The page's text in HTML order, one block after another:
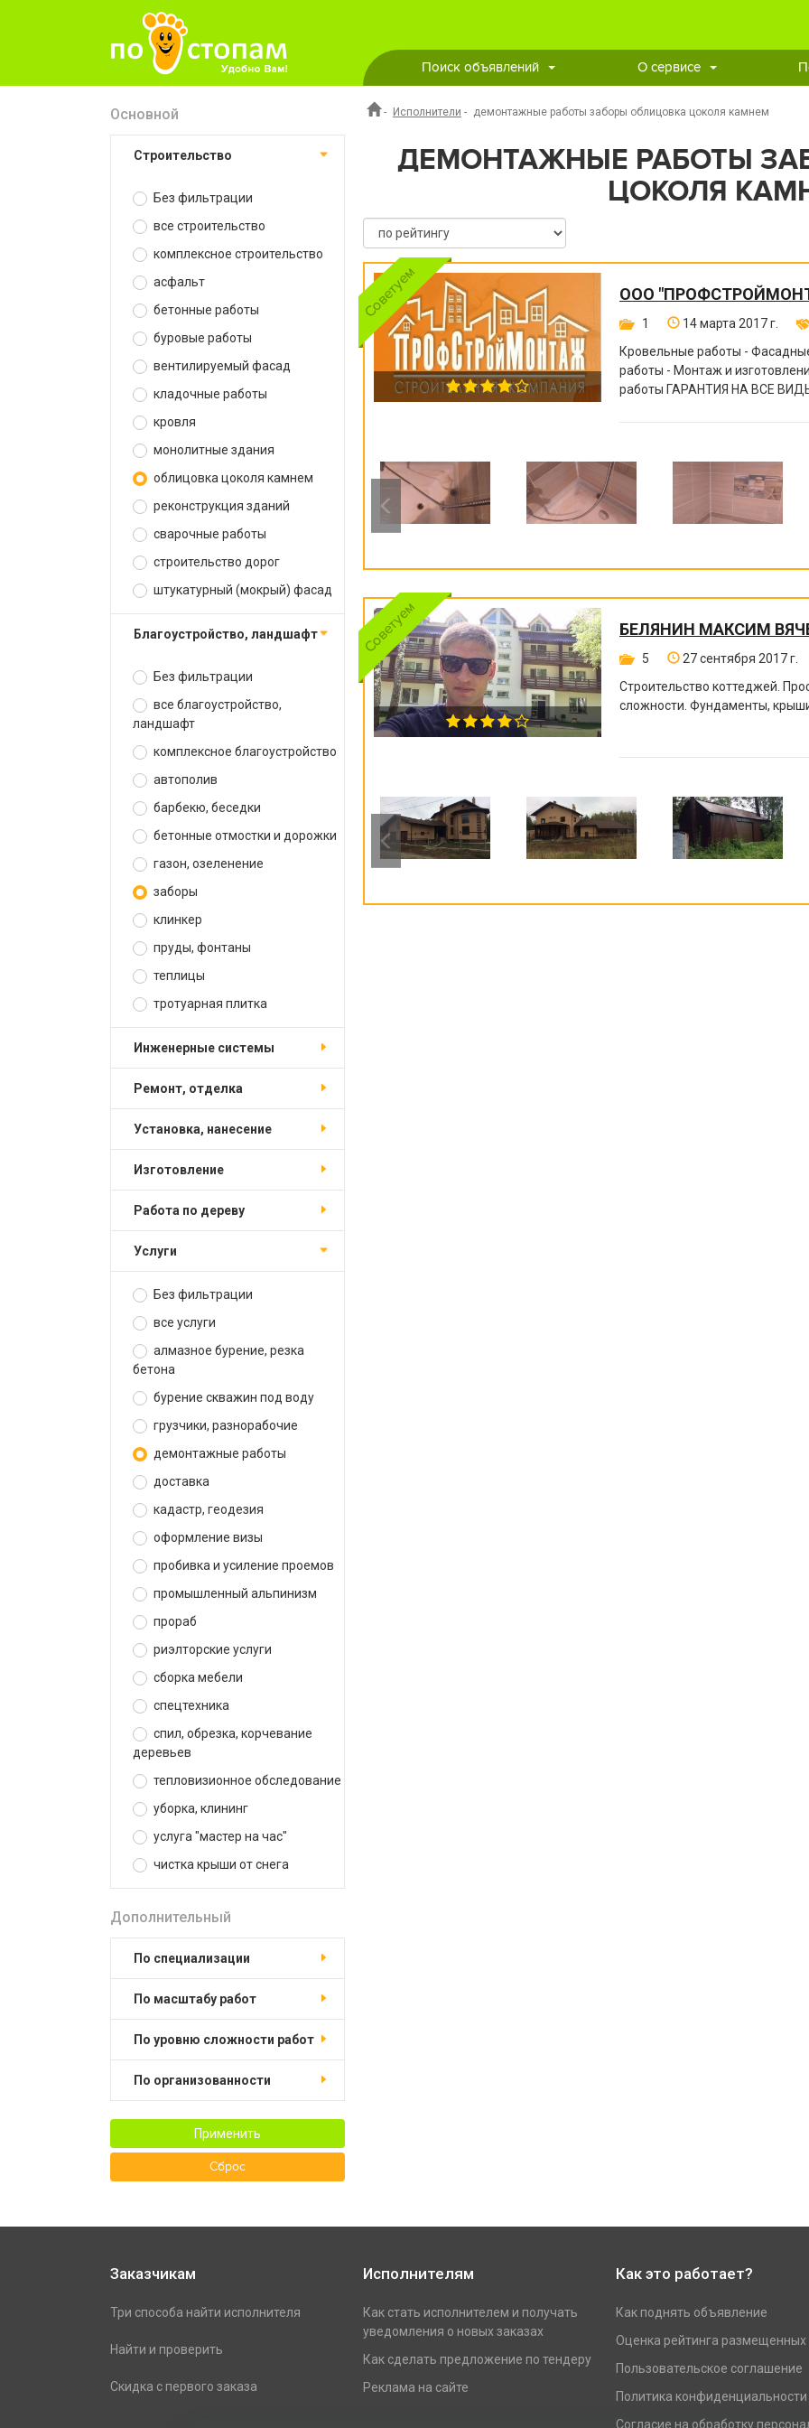
Поиск объявлений О сервисе
Основной
строительство
Без фильтрации
все строительство
комплексное строительство
асфальт
бетонные работы
буровые работы
вентилируемый фасад
кладочные работы
кровля
монолитные здания
облицовка цоколя камнем
реконструкция зданий
сварочные работы
строительство дорог
штукатурный (мокрый) фасад
благоустройство, ландшафт
Без фильтрации
все благоустройство,
ландшафт
комплексное благоустройство
автополив
барбекю, беседки
бетонные отмостки и дорожки
газон, озеленение
заборы
клинкер
пруды, фонтаны
теплицы
тротуарная плитка
инженерные системы
ремонт, отделка
установка, нанесение
изготовление
работа по дереву
услуги
Без фильтрации
все услуги
алмазное бурение, резка
бетона
бурение скважин под воду
грузчики, разнорабочие
демонтажные работы
доставка
кадастр, геодезия
оформление визы
пробивка и усиление проемов
промышленный альпинизм
прораб
риэлторские услуги
сборка мебели
спецтехника
спил, обрезка, корчевание
деревьев
тепловизионное обследование
уборка, клининг
услуга "мастер на час"
чистка крыши от снега
Дополнительный
по специализации
по масштабу работ
по уровню сложности работ
по организованности
Применить
Сброс
- Исполнители - демонтажные работы заборы облицовка цоколя камнем
ДЕМОНТАЖНЫЕ РАБОТЫ
ЦОКОЛЯ
ООО
1 14 марта 2017 г.
Кровельные работы -
работы - Монтаж и
работы ГАРАНТИЯ НА ВСЕ
БЕЛЯНИН МАКСИМ
5 27 сентября 2017 г.
Строительство коттеджей.
сложности. Фундаменты,
Заказчикам
Три способа найти исполнителя
Найти и проверить
Скидка с первого заказа
Исполнителям
Как стать исполнителем и получать
уведомления о новых заказах
Как сделать предложение по тендеру
Реклама на сайте
Как это работает?
Как поднять объявление
Оценка рейтинга размещенных
Пользовательское соглашение
Политика конфиденциальности
Согласие на обработку